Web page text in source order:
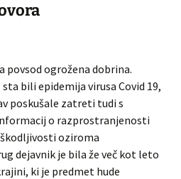
povsod ogrožena dobrina.
bili epidemija virusa Covid 19,
poskušale zatreti tudi s
o razprostranjenosti
oziroma
dejavnik je bila že več kot leto
ki je predmet hude